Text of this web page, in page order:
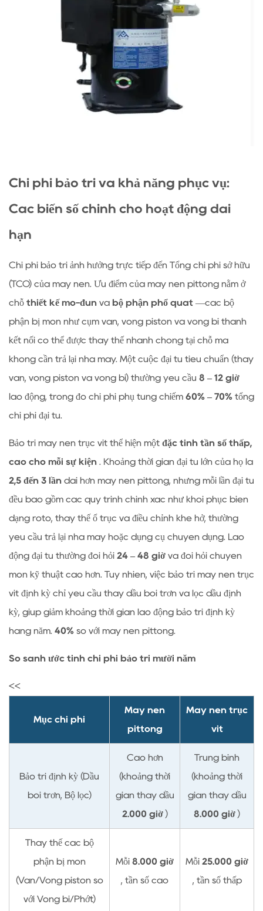
dẫn
quyết
lựa
của
bạn
Chi phí bảo trì và khả năng phục vụ:
Các biến số chính cho hoạt động dài
hạn
Chi phí bảo trì ảnh hưởng trực tiếp đến Tổng chi phí sở hữu
(TCO) của máy nén. Ưu điểm của máy nén pittông nằm ở
chỗ thiết kế mô-đun và bộ phận phổ quát —các bộ
phận bị mòn như cụm van, vòng piston và vòng bi thanh
kết nối có thể được thay thế nhanh chóng tại chỗ mà
không cần trả lại nhà máy. Một cuộc đại tu tiêu chuẩn (thay
van, vòng piston và vòng bi) thường yêu cầu 8 – 12 giờ
lao động, trong đó chi phí phụ tùng chiếm 60% – 70% tổng
chi phí đại tu.
Bảo trì máy nén trục vít thể hiện một đặc tính tần số thấp,
cao cho mỗi sự kiện . Khoảng thời gian đại tu lớn của họ là
2,5 đến 3 lần dài hơn máy nén pittông, nhưng mỗi lần đại tu
đều bao gồm các quy trình chính xác như khôi phục biên
dạng rôto, thay thế ổ trục và điều chỉnh khe hở, thường
yêu cầu trả lại nhà máy hoặc dụng cụ chuyên dụng. Lao
động đại tu thường đòi hỏi 24 – 48 giờ và đòi hỏi chuyên
môn kỹ thuật cao hơn. Tuy nhiên, việc bảo trì máy nén trục
vít định kỳ chỉ yêu cầu thay dầu bôi trơn và lọc dầu định
kỳ, giúp giảm khoảng thời gian lao động bảo trì định kỳ
hàng năm. 40% so với máy nén pittông.
So sánh ước tính chi phí bảo trì mười năm
<<
Mục chi phí
Máy nén
pittông
Máy nén trục
vít
Bảo trì định kỳ (Dầu
bôi trơn, Bộ lọc)
Cao hơn
(khoảng thời
gian thay dầu
2.000 giờ )
Trung bình
(khoảng thời
gian thay dầu
8.000 giờ )
Thay thế các bộ
phận bị mòn
(Van/Vòng piston so
với Vòng bi/Phớt)
Mỗi 8.000 giờ
, tần số cao
Mỗi 25.000 giờ
, tần số thấp